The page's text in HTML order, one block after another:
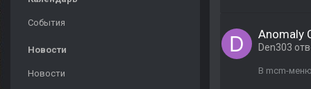
События
Новости
Новости
Anomaly
Den303
В mcm-